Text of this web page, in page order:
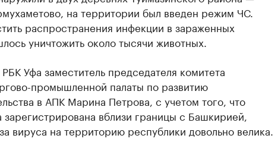
на территории был введен режим ЧС.
распространения инфекции в зараженных
уничтожить около тысячи животных.
Уфа заместитель председателя комитета
промышленной палаты по развитию
в АПК Марина Петрова, с учетом того, что
вблизи границы с Башкирией,
вируса на территорию республики довольно велика.